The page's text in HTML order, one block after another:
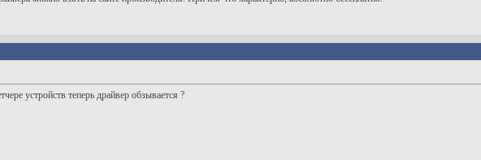
устройств теперь драйвер обзывается ?